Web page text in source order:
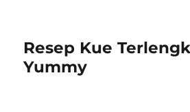
Resep Kue
Yummy